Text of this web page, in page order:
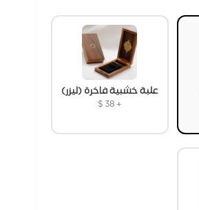
علبة خشبية فاخرة (ليزر)
+
$38